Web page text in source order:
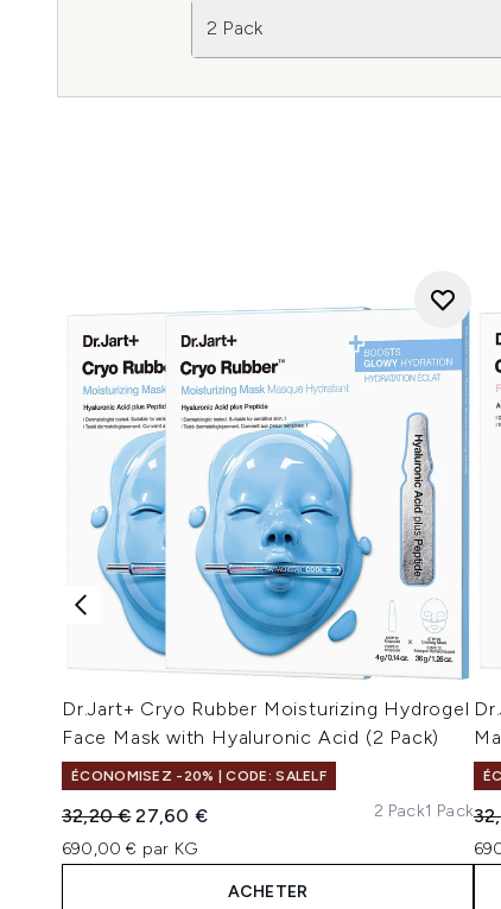
2 Pack
Dr.Jart+ Cryo Rubber Moisturizing Hydrogel
Face Mask with Hyaluronic Acid (2 Pack)
ÉCONOMISEZ -20% | CODE: SALELF
Prix de vente :
32,20 €Prix ​​actuel :
27,60 €
690,00 € par KG
2 Pack1 Pack
ACHETER